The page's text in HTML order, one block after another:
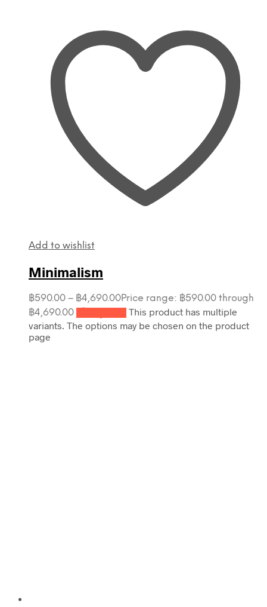
Add to wishlist
Minimalism
฿590.00 – ฿4,690.00Price range: ฿590.00 through
฿4,690.00
This product has multiple
variants. The options may be chosen on the product
page